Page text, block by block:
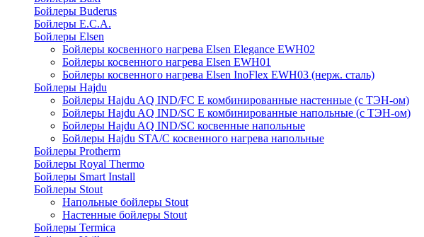
Бойлеры Buderus
Бойлеры E.C.A.
Бойлеры Elsen
Бойлеры косвенного нагрева Elsen Elegance EWH02
Бойлеры косвенного нагрева Elsen EWH01
Бойлеры косвенного нагрева Elsen InoFlex EWH03 (нерж. сталь)
Бойлеры Hajdu
Бойлеры Hajdu AQ IND/FC E комбинированные настенные (с ТЭН-ом)
Бойлеры Hajdu AQ IND/SC E комбинированные напольные (с ТЭН-ом)
Бойлеры Hajdu AQ IND/SC косвенные напольные
Бойлеры Hajdu STA/C косвенного нагрева напольные
Бойлеры Protherm
Бойлеры Royal Thermo
Бойлеры Smart Install
Бойлеры Stout
Напольные бойлеры Stout
Настенные бойлеры Stout
Бойлеры Termica